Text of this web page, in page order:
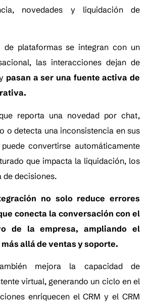
novedades y liquidación de
de plataformas se integran con un
las interacciones dejan de
pasan a ser una fuente activa de
reporta una novedad por chat,
o detecta una inconsistencia en sus
convertirse automáticamente
que impacta la liquidación, los
de decisiones.
no solo reduce errores
conecta la conversación con el
de la empresa, ampliando el
más allá de ventas y soporte.
mejora la capacidad de
virtual, generando un ciclo en el
enriquecen el CRM y el CRM